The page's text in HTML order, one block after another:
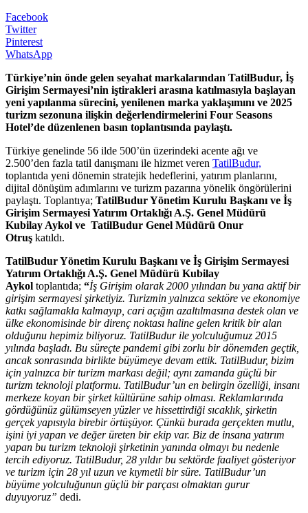
Facebook
Twitter
Pinterest
WhatsApp
Türkiye’nin önde gelen seyahat markalarından TatilBudur, İş
Girişim Sermayesi’nin iştirakleri arasına katılmasıyla başlayan
yeni yapılanma sürecini, yenilenen marka yaklaşımını ve 2025
turizm sezonuna ilişkin değerlendirmelerini Four Seasons
Hotel’de düzenlenen basın toplantısında paylaştı.
Türkiye genelinde 56 ilde 500’ün üzerindeki acente ağı ve
2.500’den fazla tatil danışmanı ile hizmet veren TatilBudur,
toplantıda yeni dönemin stratejik hedeflerini, yatırım planlarını,
dijital dönüşüm adımlarını ve turizm pazarına yönelik öngörülerini
paylaştı. Toplantıya; TatilBudur Yönetim Kurulu Başkanı ve İş
Girişim Sermayesi Yatırım Ortaklığı A.Ş. Genel Müdürü
Kubilay Aykol ve TatilBudur Genel Müdürü Onur
Otruş katıldı.
TatilBudur Yönetim Kurulu Başkanı ve İş Girişim Sermayesi
Yatırım Ortaklığı A.Ş. Genel Müdürü Kubilay
Aykol toplantıda; “İş Girişim olarak 2000 yılından bu yana aktif bir
girişim sermayesi şirketiyiz. Turizmin yalnızca sektöre ve ekonomiye
katkı sağlamakla kalmayıp, cari açığın azaltılmasına destek olan ve
ülke ekonomisinde bir direnç noktası haline gelen kritik bir alan
olduğunu hepimiz biliyoruz. TatilBudur ile yolculuğumuz 2015
yılında başladı. Bu süreçte pandemi gibi zorlu bir dönemden geçtik,
ancak sonrasında birlikte büyümeye devam ettik. TatilBudur, bizim
için yalnızca bir turizm markası değil; aynı zamanda güçlü bir
turizm teknoloji platformu. TatilBudur’un en belirgin özelliği, insanı
merkeze koyan bir şirket kültürüne sahip olması. Reklamlarında
gördüğünüz gülümseyen yüzler ve hissettirdiği sıcaklık, şirketin
gerçek yapısıyla birebir örtüşüyor. Çünkü burada gerçekten mutlu,
işini iyi yapan ve değer üreten bir ekip var. Biz de insana yatırım
yapan bu turizm teknoloji şirketinin yanında olmayı bu nedenle
tercih ediyoruz. TatilBudur, 28 yıldır bu sektörde faaliyet gösteriyor
ve turizm için 28 yıl uzun ve kıymetli bir süre. TatilBudur’un
büyüme yolculuğunun güçlü bir parçası olmaktan gurur
duyuyoruz” dedi.